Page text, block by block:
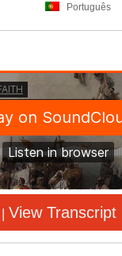
Português
| View Transcript